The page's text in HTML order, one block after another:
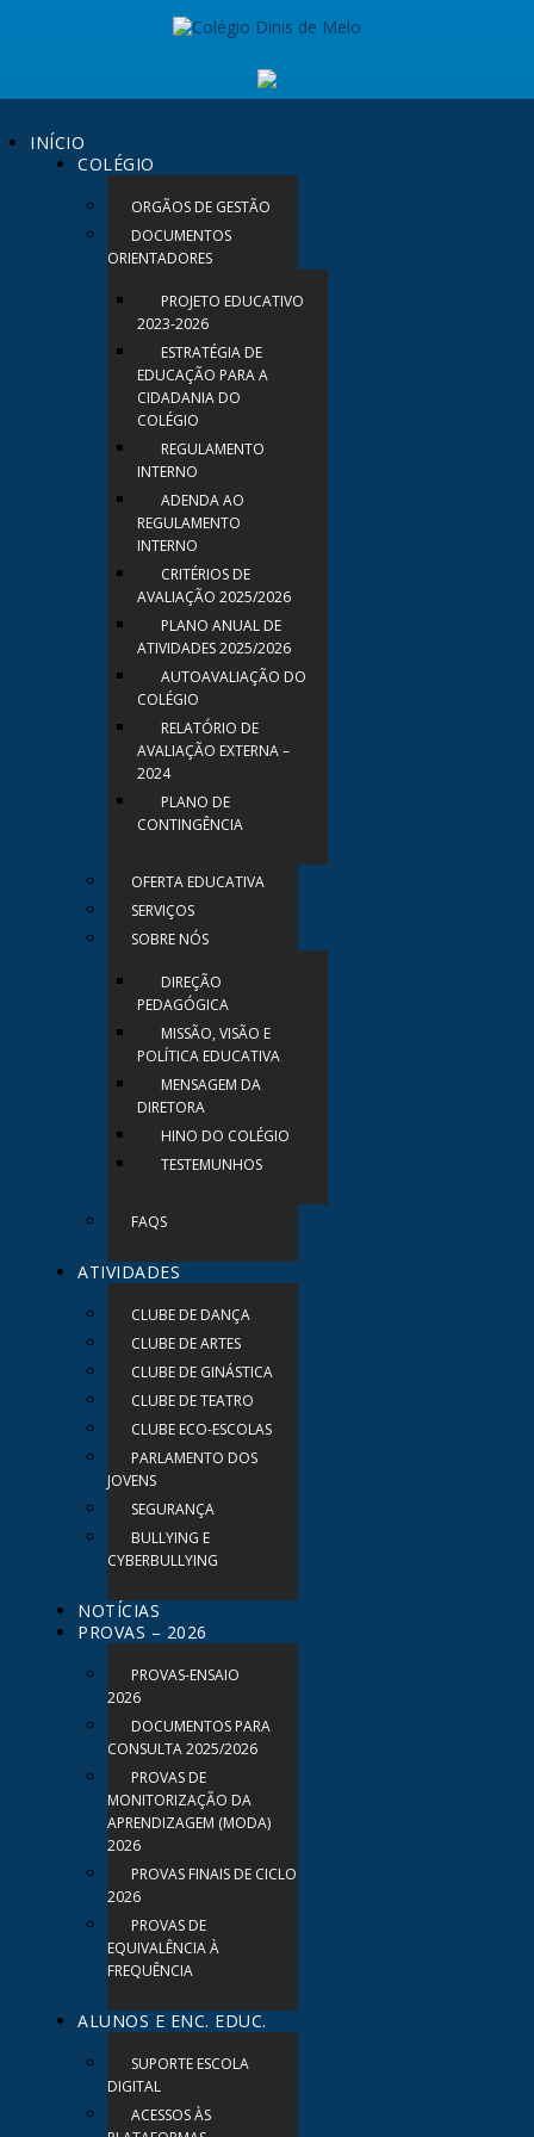
INÍCIO
COLÉGIO
ORGÃOS DE GESTÃO
DOCUMENTOS
ORIENTADORES
PROJETO EDUCATIVO
2023-2026
ESTRATÉGIA DE
EDUCAÇÃO PARA A
CIDADANIA DO
COLÉGIO
REGULAMENTO
INTERNO
ADENDA AO
REGULAMENTO
INTERNO
CRITÉRIOS DE
AVALIAÇÃO 2025/2026
PLANO ANUAL DE
ATIVIDADES 2025/2026
AUTOAVALIAÇÃO DO
COLÉGIO
RELATÓRIO DE
AVALIAÇÃO EXTERNA –
2024
PLANO DE
CONTINGÊNCIA
OFERTA EDUCATIVA
SERVIÇOS
SOBRE NÓS
DIREÇÃO
PEDAGÓGICA
MISSÃO, VISÃO E
POLÍTICA EDUCATIVA
MENSAGEM DA
DIRETORA
HINO DO COLÉGIO
TESTEMUNHOS
FAQS
ATIVIDADES
CLUBE DE DANÇA
CLUBE DE ARTES
CLUBE DE GINÁSTICA
CLUBE DE TEATRO
CLUBE ECO-ESCOLAS
PARLAMENTO DOS
JOVENS
SEGURANÇA
BULLYING E
CYBERBULLYING
NOTÍCIAS
PROVAS – 2026
PROVAS-ENSAIO
2026
DOCUMENTOS PARA
CONSULTA 2025/2026
PROVAS DE
MONITORIZAÇÃO DA
APRENDIZAGEM (MODA)
2026
PROVAS FINAIS DE CICLO
2026
PROVAS DE
EQUIVALÊNCIA À
FREQUÊNCIA
ALUNOS E ENC. EDUC.
SUPORTE ESCOLA
DIGITAL
ACESSOS ÀS